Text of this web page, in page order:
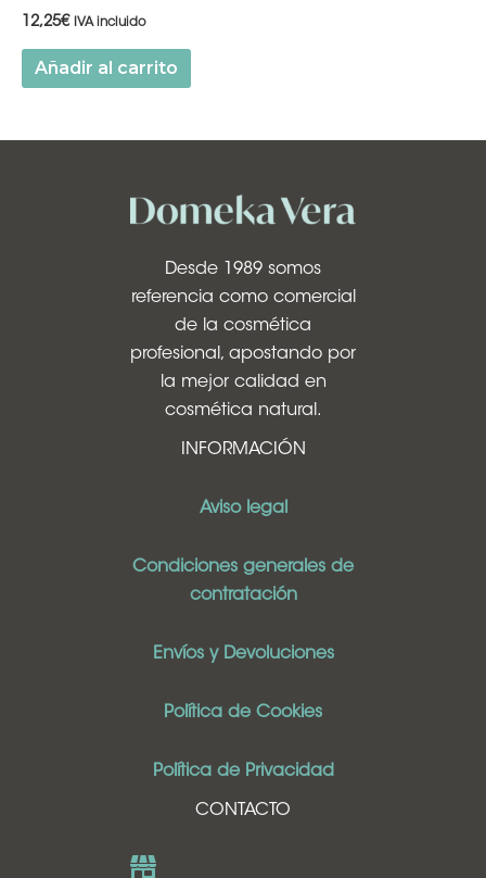
12,25€ IVA incluido
Añadir al carrito
Desde 1989 somos
referencia como comercial
de la cosmética
profesional, apostando por
la mejor calidad en
cosmética natural.
INFORMACIÓN
Aviso legal
Condiciones generales de
contratación
Envíos y Devoluciones
Política de Cookies
Política de Privacidad
CONTACTO